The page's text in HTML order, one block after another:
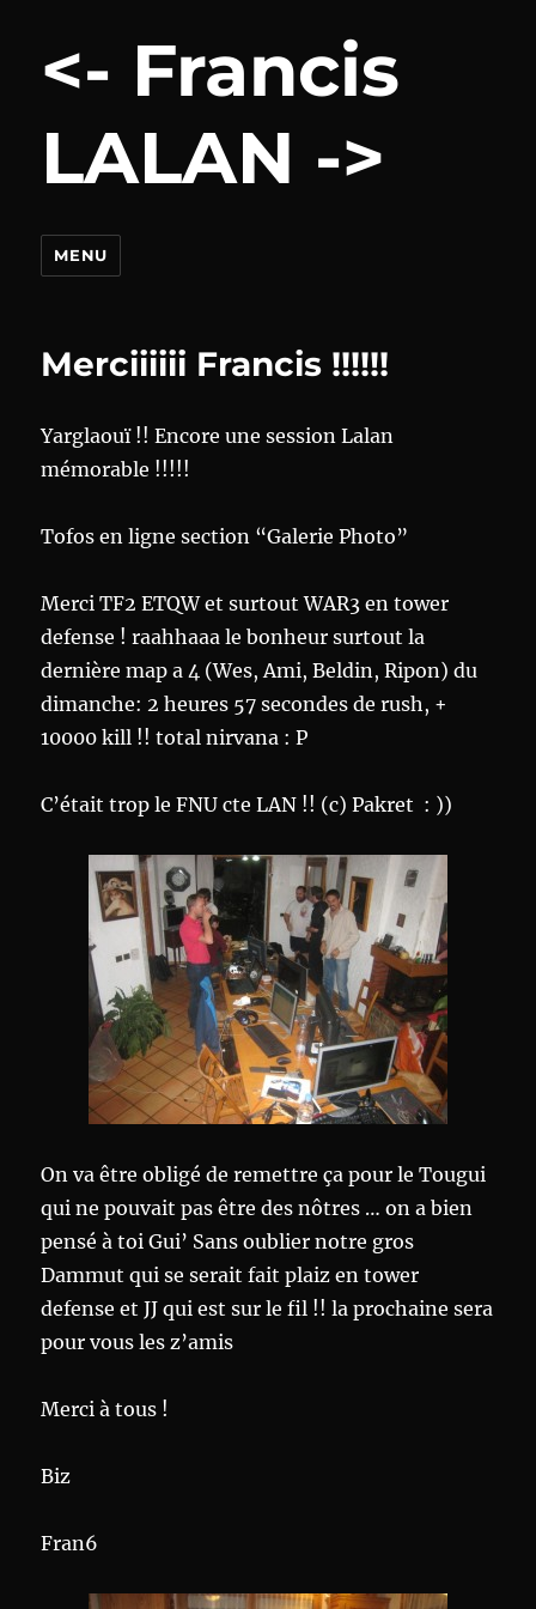
<- Francis
LALAN ->
MENU
Merciiiiii Francis !!!!!!
Yarglaouï !! Encore une session Lalan
mémorable !!!!!
Tofos en ligne section “Galerie Photo”
Merci TF2 ETQW et surtout WAR3 en tower
defense ! raahhaaa le bonheur surtout la
dernière map a 4 (Wes, Ami, Beldin, Ripon) du
dimanche: 2 heures 57 secondes de rush, +
10000 kill !! total nirvana : P
C’était trop le FNU cte LAN !! (c) Pakret : ))
On va être obligé de remettre ça pour le Tougui
qui ne pouvait pas être des nôtres … on a bien
pensé à toi Gui’ Sans oublier notre gros
Dammut qui se serait fait plaiz en tower
defense et JJ qui est sur le fil !! la prochaine sera
pour vous les z’amis
Merci à tous !
Biz
Fran6